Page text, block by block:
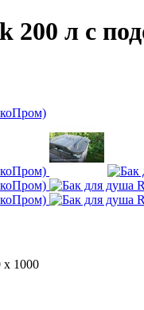
200 л с
х 1000